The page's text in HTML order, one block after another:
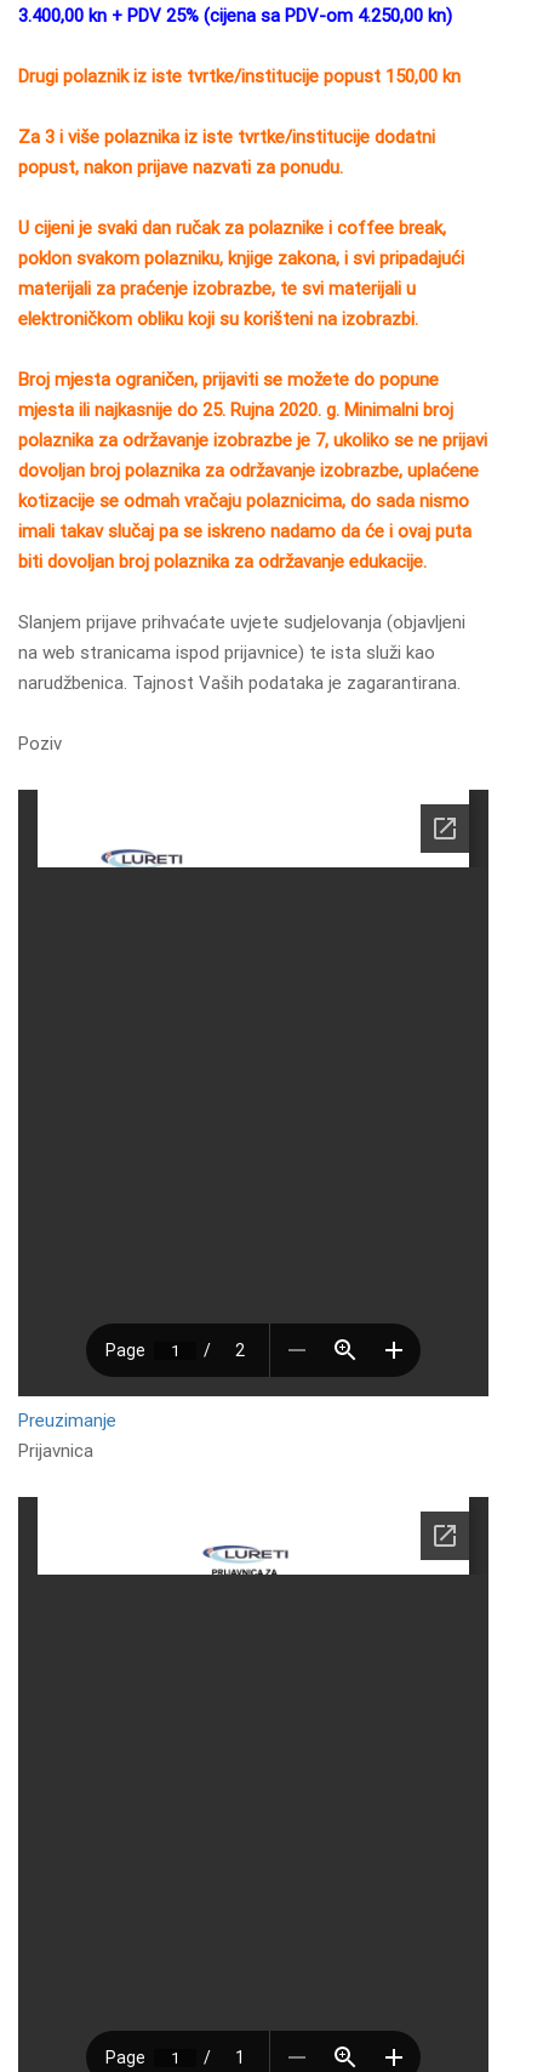
3.400,00 kn + PDV 25% (cijena sa PDV-om 4.250,00 kn)
Drugi polaznik iz iste tvrtke/institucije popust 150,00 kn
Za 3 i više polaznika iz iste tvrtke/institucije dodatni
popust, nakon prijave nazvati za ponudu.
U cijeni je svaki dan ručak za polaznike i coffee break,
poklon svakom polazniku, knjige zakona, i svi pripadajući
materijali za praćenje izobrazbe, te svi materijali u
elektroničkom obliku koji su korišteni na izobrazbi.
Broj mjesta ograničen, prijaviti se možete do popune
mjesta ili najkasnije do 25. Rujna 2020. g. Minimalni broj
polaznika za održavanje izobrazbe je 7, ukoliko se ne prijavi
dovoljan broj polaznika za održavanje izobrazbe, uplaćene
kotizacije se odmah vračaju polaznicima, do sada nismo
imali takav slučaj pa se iskreno nadamo da će i ovaj puta
biti dovoljan broj polaznika za održavanje edukacije.
Slanjem prijave prihvaćate uvjete sudjelovanja (objavljeni
na web stranicama ispod prijavnice) te ista služi kao
narudžbenica. Tajnost Vaših podataka je zagarantirana.
Poziv
Preuzimanje
Prijavnica